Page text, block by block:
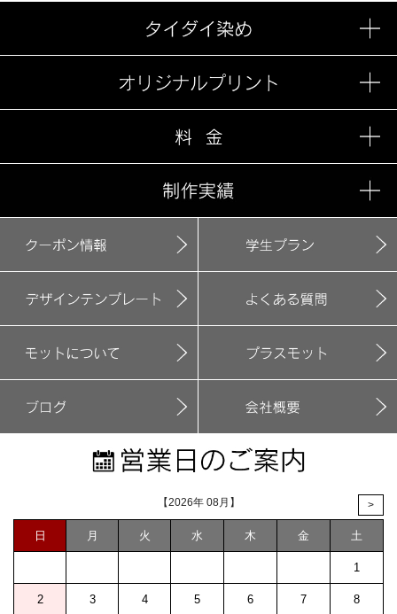
【2026年 08月】 >
日 月 火 水 木 金 土
1
2 3 4 5 6 7 8